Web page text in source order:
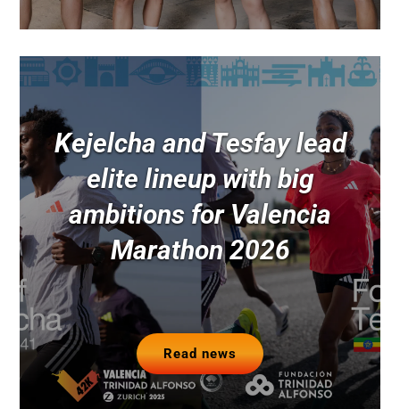
Kejelcha and Tesfay lead
elite lineup with big
ambitions for Valencia
Marathon 2026
Read news